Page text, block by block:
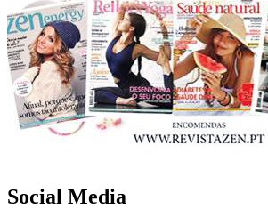
Social Media